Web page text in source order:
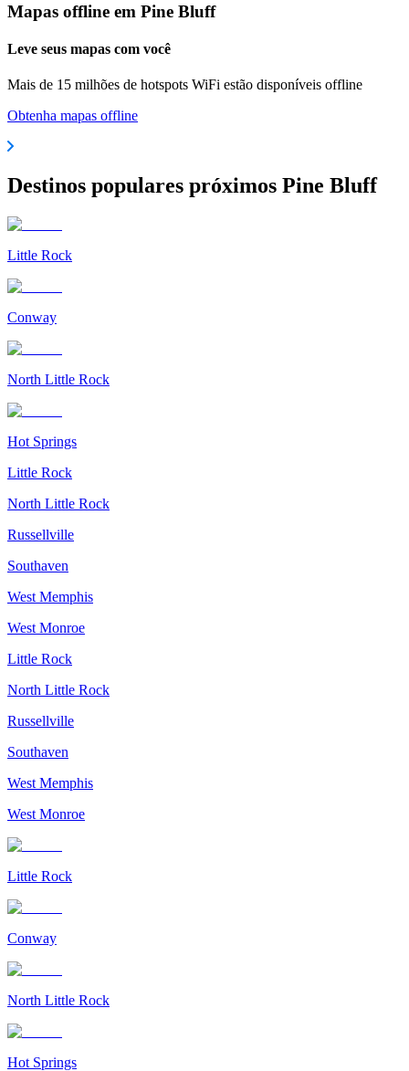
Mapas offline em Pine Bluff
Leve seus mapas com você
Mais de 15 milhões de hotspots WiFi estão disponíveis offline
Obtenha mapas offline
Destinos populares próximos Pine Bluff
Little Rock
Conway
North Little Rock
Hot Springs
Little Rock
North Little Rock
Russellville
Southaven
West Memphis
West Monroe
Little Rock
North Little Rock
Russellville
Southaven
West Memphis
West Monroe
Little Rock
Conway
North Little Rock
Hot Springs